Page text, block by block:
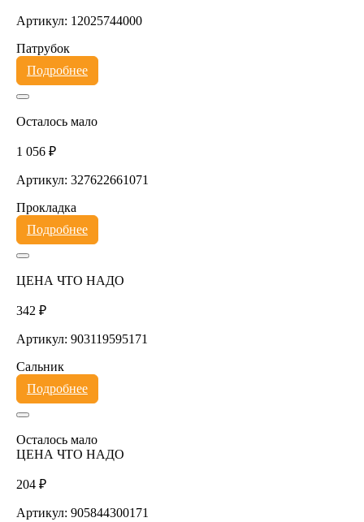
Артикул: 12025744000
Патрубок
Подробнее
Осталось мало
1 056 ₽
Артикул: 327622661071
Прокладка
Подробнее
ЦЕНА ЧТО НАДО
342 ₽
Артикул: 903119595171
Сальник
Подробнее
Осталось мало
ЦЕНА ЧТО НАДО
204 ₽
Артикул: 905844300171